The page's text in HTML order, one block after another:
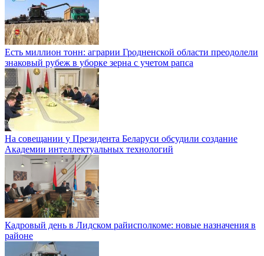
Есть миллион тонн: аграрии Гродненской области преодолели
знаковый рубеж в уборке зерна с учетом рапса
На совещании у Президента Беларуси обсудили создание
Академии интеллектуальных технологий
Кадровый день в Лидском райисполкоме: новые назначения в
районе